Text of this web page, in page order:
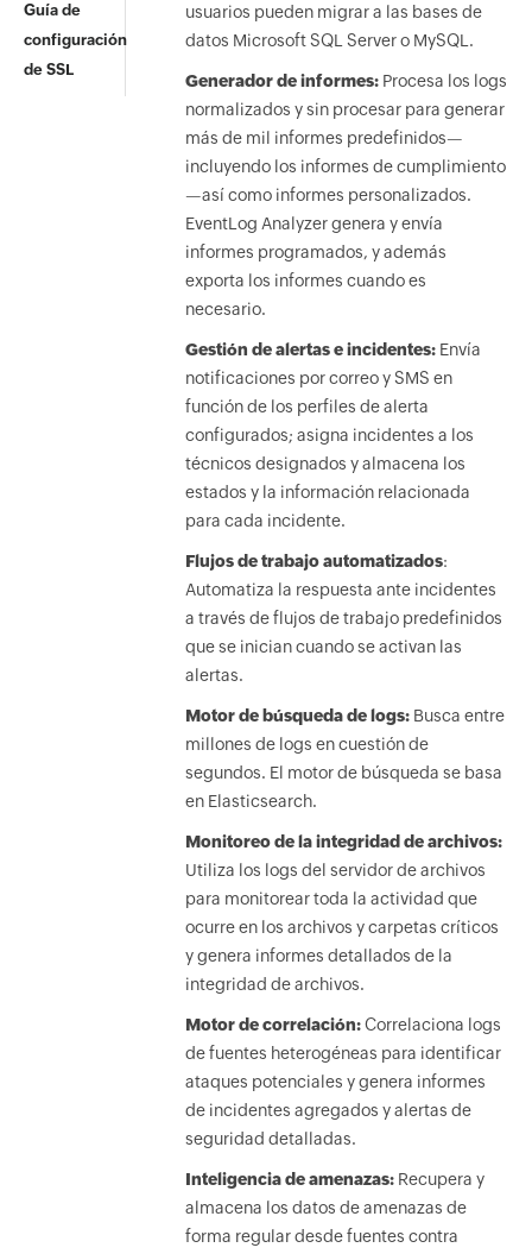
Guía de
configuración
de SSL
usuarios pueden migrar a las bases de
datos Microsoft SQL Server o MySQL.
Generador de informes:Procesa los logs
normalizados y sin procesar para generar
más de mil informes predefinidos—
incluyendo los informes de cumplimiento
—así como informes personalizados.
EventLog Analyzer genera y envía
informes programados, y además
exporta los informes cuando es
necesario.
Gestión de alertas e incidentes:Envía
notificaciones por correo y SMS en
función de los perfiles de alerta
configurados; asigna incidentes a los
técnicos designados y almacena los
estados y la información relacionada
para cada incidente.
Flujos de trabajo automatizados:
Automatiza la respuesta ante incidentes
a través de flujos de trabajo predefinidos
que se inician cuando se activan las
alertas.
Motor de búsqueda de logs:Busca entre
millones de logs en cuestión de
segundos. El motor de búsqueda se basa
en Elasticsearch.
Monitoreo de la integridad de archivos:
Utiliza los logs del servidor de archivos
para monitorear toda la actividad que
ocurre en los archivos y carpetas críticos
y genera informes detallados de la
integridad de archivos.
Motor de correlación:Correlaciona logs
de fuentes heterogéneas para identificar
ataques potenciales y genera informes
de incidentes agregados y alertas de
seguridad detalladas.
Inteligencia de amenazas:Recupera y
almacena los datos de amenazas de
forma regular desde fuentes contra